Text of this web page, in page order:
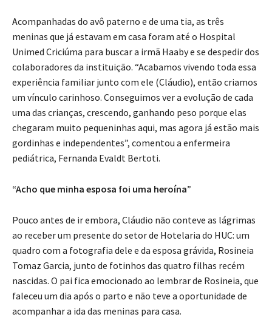
Acompanhadas do avô paterno e de uma tia, as três
meninas que já estavam em casa foram até o Hospital
Unimed Criciúma para buscar a irmã Haaby e se despedir dos
colaboradores da instituição. “Acabamos vivendo toda essa
experiência familiar junto com ele (Cláudio), então criamos
um vínculo carinhoso. Conseguimos ver a evolução de cada
uma das crianças, crescendo, ganhando peso porque elas
chegaram muito pequeninhas aqui, mas agora já estão mais
gordinhas e independentes”, comentou a enfermeira
pediátrica, Fernanda Evaldt Bertoti.
“Acho que minha esposa foi uma heroína”
Pouco antes de ir embora, Cláudio não conteve as lágrimas
ao receber um presente do setor de Hotelaria do HUC: um
quadro com a fotografia dele e da esposa grávida, Rosineia
Tomaz Garcia, junto de fotinhos das quatro filhas recém
nascidas. O pai fica emocionado ao lembrar de Rosineia, que
faleceu um dia após o parto e não teve a oportunidade de
acompanhar a ida das meninas para casa.